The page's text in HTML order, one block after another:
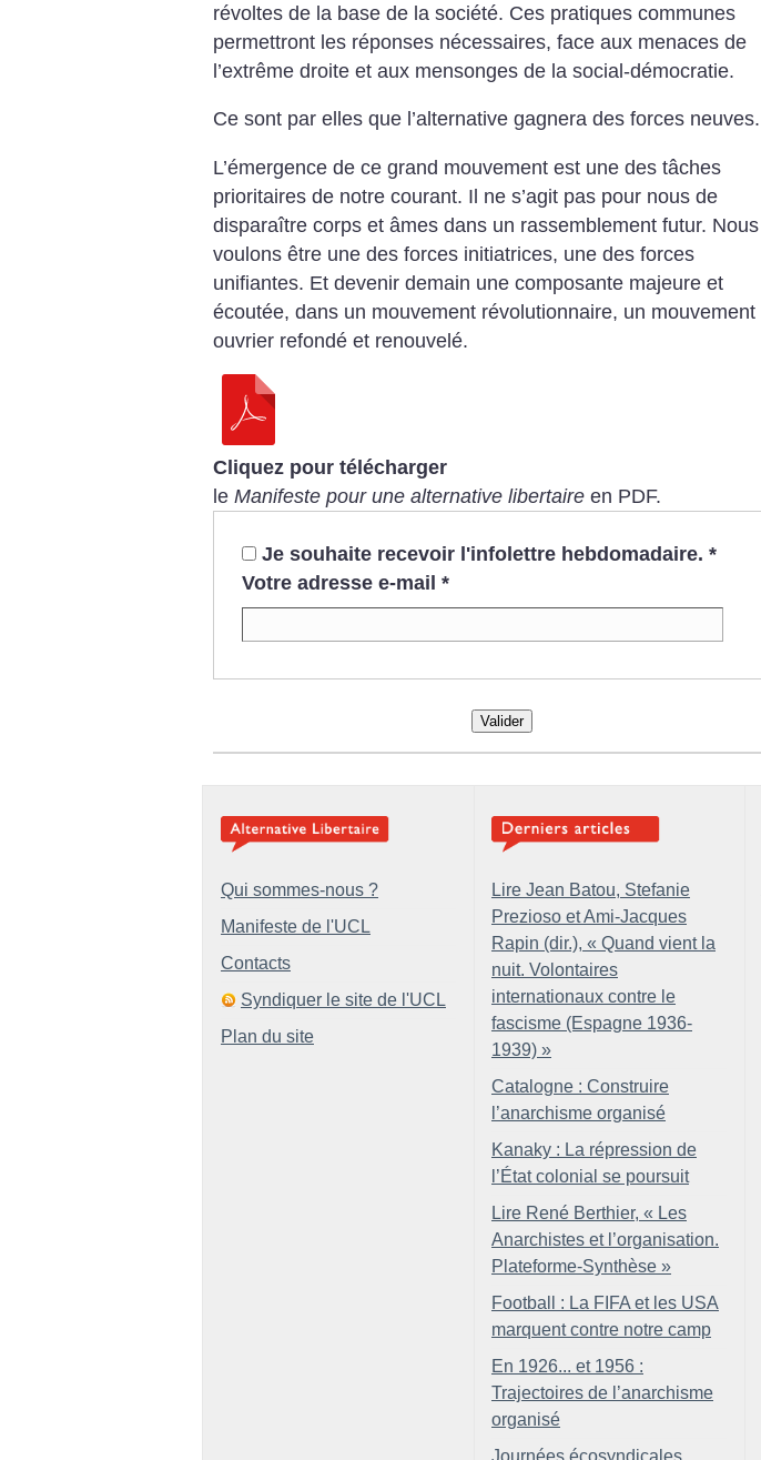
révoltes de la base de la société. Ces pratiques communes
permettront les réponses nécessaires, face aux menaces de
l’extrême droite et aux mensonges de la social-démocratie.
Ce sont par elles que l’alternative gagnera des forces neuves.
L’émergence de ce grand mouvement est une des tâches
prioritaires de notre courant. Il ne s’agit pas pour nous de
disparaître corps et âmes dans un rassemblement futur. Nous
voulons être une des forces initiatrices, une des forces
unifiantes. Et devenir demain une composante majeure et
écoutée, dans un mouvement révolutionnaire, un mouvement
ouvrier refondé et renouvelé.
Cliquez pour télécharger
le Manifeste pour une alternative libertaire en PDF.
Je souhaite recevoir l'infolettre hebdomadaire. *
Votre adresse e-mail *
Valider
Qui sommes-nous ?
Manifeste de l'UCL
Contacts
Syndiquer le site de l'UCL
Plan du site
Lire Jean Batou, Stefanie
Prezioso et Ami-Jacques
Rapin (dir.), « Quand vient la
nuit. Volontaires
internationaux contre le
fascisme (Espagne 1936-
1939) »
Catalogne : Construire
l’anarchisme organisé
Kanaky : La répression de
l’État colonial se poursuit
Lire René Berthier, « Les
Anarchistes et l’organisation.
Plateforme-Synthèse »
Football : La FIFA et les USA
marquent contre notre camp
En 1926... et 1956 :
Trajectoires de l’anarchisme
organisé